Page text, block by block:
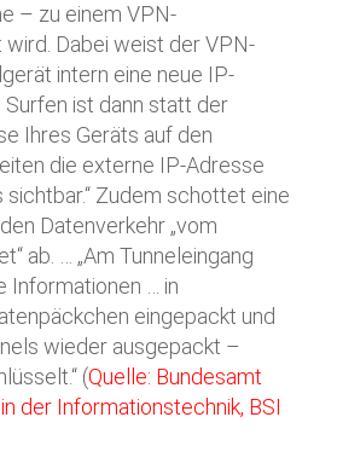
– zu einem VPN-
Dabei weist der VPN-
intern eine neue IP-
Surfen ist dann statt der
Ihres Geräts auf den
die externe IP-Adresse
Zudem schottet eine
Datenverkehr „vom
ab. … „Am Tunneleingang
Informationen … in
eingepackt und
wieder ausgepackt –
(Quelle: Bundesamt
der Informationstechnik, BSI